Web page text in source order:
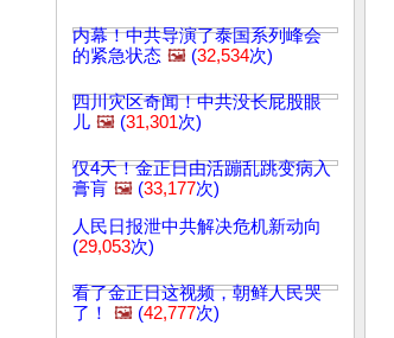
内幕！中共导演了泰国系列峰会
的紧急状态 🖼️ (32,534次)
四川灾区奇闻！中共没长屁股眼
儿 🖼️ (31,301次)
仅4天！金正日由活蹦乱跳变病入
膏肓 🖼️ (33,177次)
人民日报泄中共解决危机新动向
(29,053次)
看了金正日这视频，朝鲜人民哭
了！
🖼️ (42,777次)